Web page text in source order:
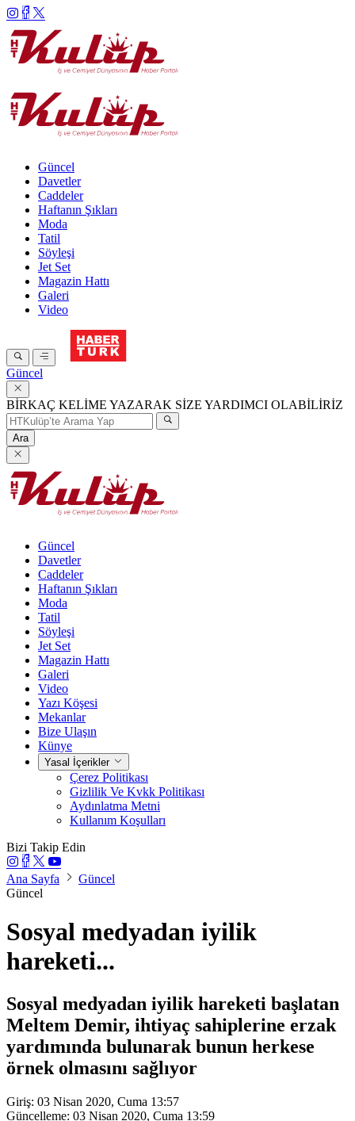
Güncel
Davetler
Caddeler
Haftanın Şıkları
Moda
Tatil
Söyleşi
Jet Set
Magazin Hattı
Galeri
Video
Güncel
BİRKAÇ KELİME YAZARAK SİZE YARDIMCI OLABİLİRİZ
Ara
Güncel
Davetler
Caddeler
Haftanın Şıkları
Moda
Tatil
Söyleşi
Jet Set
Magazin Hattı
Galeri
Video
Yazı Köşesi
Mekanlar
Bize Ulaşın
Künye
Yasal İçerikler
Çerez Politikası
Gizlilik Ve Kvkk Politikası
Aydınlatma Metni
Kullanım Koşulları
Bizi Takip Edin
Ana Sayfa
Güncel
Güncel
Sosyal medyadan iyilik
hareketi...
Sosyal medyadan iyilik hareketi başlatan
Meltem Demir, ihtiyaç sahiplerine erzak
yardımında bulunarak bunun herkese
örnek olmasını sağlıyor
Giriş: 03 Nisan 2020, Cuma 13:57
Güncelleme: 03 Nisan 2020, Cuma 13:59